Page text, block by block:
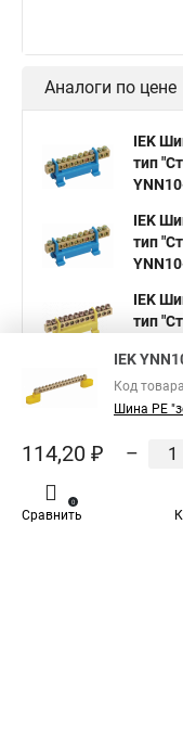
Аналоги по цене
IEK
тип
IEK
тип
IEK
тип
Общая оценка товара:
IEK
Код
Шина PE
114,20 ₽ –
Сравнить
0